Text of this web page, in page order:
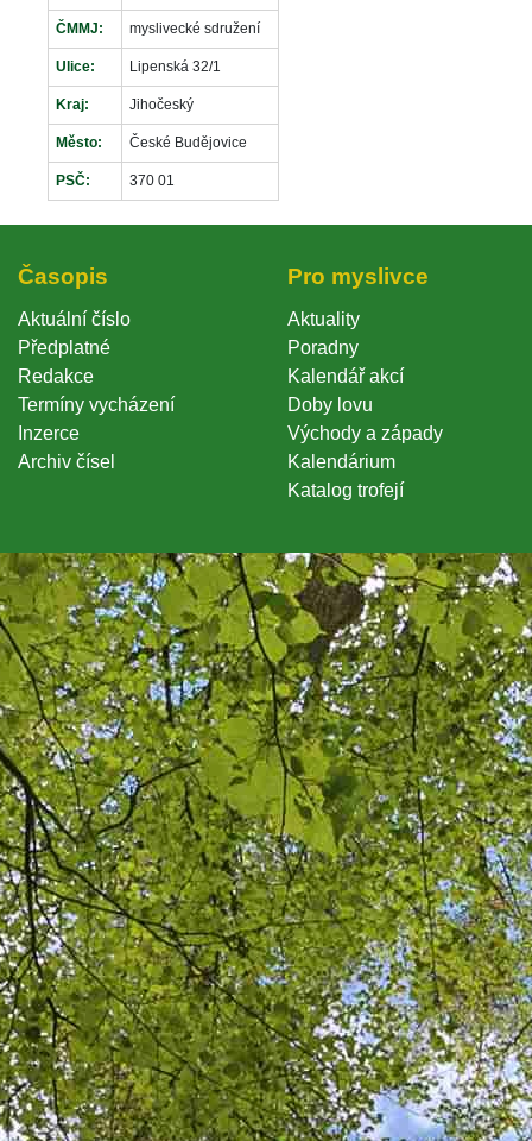
ČMMJ: myslivecké sdružení
Ulice: Lipenská 32/1
Kraj: Jihočeský
Město: České Budějovice
PSČ: 370 01
Časopi
Aktuální číslo
Předplatné
Redakce
Termíny vycházení
Inzerce
Archiv čísel
Pro myslivce
Aktuality
Poradny
Kalendář akcí
Doby lovu
Východy a západy
Kalendárium
Katalog trofejí